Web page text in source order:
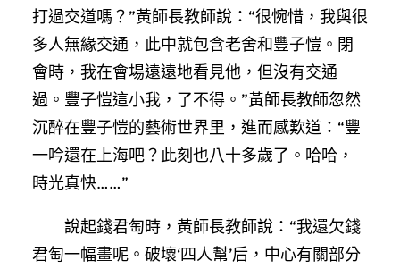
打過交道嗎？”黃師長教師說：“很惋惜，我與很
多人無緣交通，此中就包含老舍和豐子愷。閉
會時，我在會場遠遠地看見他，但沒有交通
過。豐子愷這小我，了不得。”黃師長教師忽然
沉醉在豐子愷的藝術世界里，進而感歎道：“豐
一吟還在上海吧？此刻也八十多歲了。哈哈，
時光真快……”
說起錢君匋時，黃師長教師說：“我還欠錢
君匋一幅畫呢。破壞‘四人幫’后，中心有關部分